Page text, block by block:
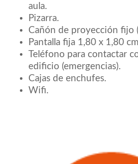
aula.
Pizarra.
Cañón de proyección fijo
Pantalla fija 1,80 x 1,80
Teléfono para contactar
edificio (emergencias).
Cajas de enchufes.
Wifi.